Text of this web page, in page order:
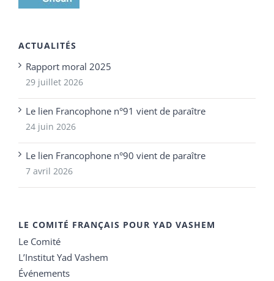
ACTUALITÉS
Rapport moral 2025
29 juillet 2026
Le lien Francophone n°91 vient de paraître
24 juin 2026
Le lien Francophone n°90 vient de paraître
7 avril 2026
LE COMITÉ FRANÇAIS POUR YAD VASHEM
Le Comité
L’Institut Yad Vashem
Événements